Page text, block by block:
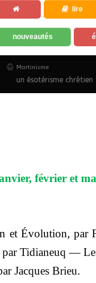
lire
nouveautés
Martinisme
un ésotérisme chrétien
février et
et Évolution, par
Tidianeuq —
Jacques Brieu.